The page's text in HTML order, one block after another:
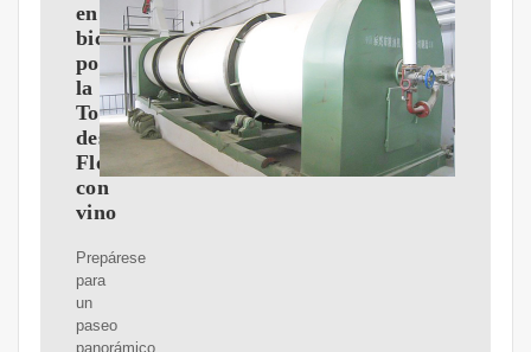
en
bicicleta
por
la
Toscana
desde
Florencia
con
vino
Prepárese
para
un
paseo
panorámico